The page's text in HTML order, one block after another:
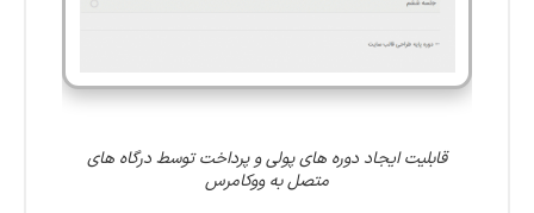
قابلیت ایجاد دوره های پولی و پرداخت توسط درگاه های
متصل به ووکامرس